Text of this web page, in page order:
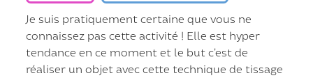
Je suis pratiquement certaine que vous ne
connaissez pas cette activité ! Elle est hyper
tendance en ce moment et le but c’est de
réaliser un objet avec cette technique de tissage